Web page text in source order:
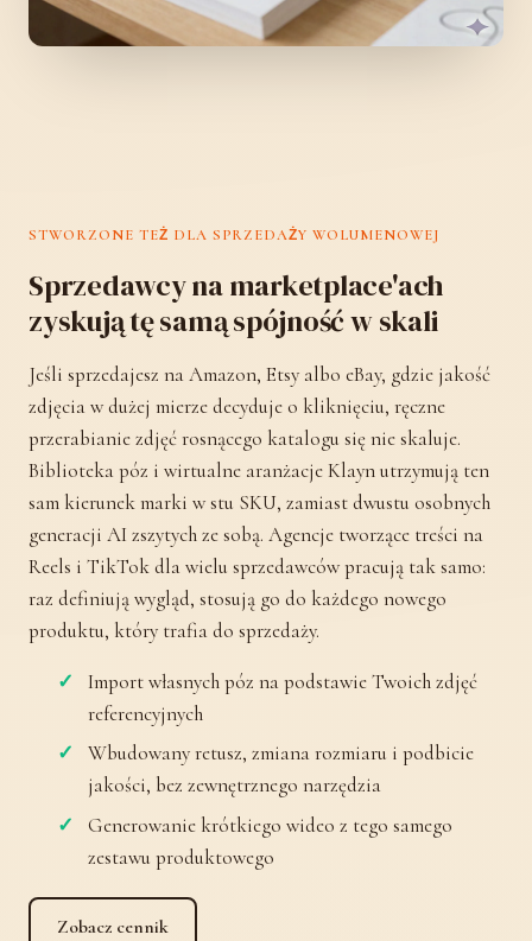
STWORZONE TEŻ DLA SPRZEDAŻY WOLUMENOWEJ
Sprzedawcy na marketplace'ach
zyskują tę samą spójność w skali
Jeśli sprzedajesz na Amazon, Etsy albo eBay, gdzie jakość
zdjęcia w dużej mierze decyduje o kliknięciu, ręczne
przerabianie zdjęć rosnącego katalogu się nie skaluje.
Biblioteka póz i wirtualne aranżacje Klayn utrzymują ten
sam kierunek marki w stu SKU, zamiast dwustu osobnych
generacji AI zszytych ze sobą. Agencje tworzące treści na
Reels i TikTok dla wielu sprzedawców pracują tak samo:
raz definiują wygląd, stosują go do każdego nowego
produktu, który trafia do sprzedaży.
Import własnych póz na podstawie Twoich zdjęć
referencyjnych
Wbudowany retusz, zmiana rozmiaru i podbicie
jakości, bez zewnętrznego narzędzia
Generowanie krótkiego wideo z tego samego
zestawu produktowego
Zobacz cennik